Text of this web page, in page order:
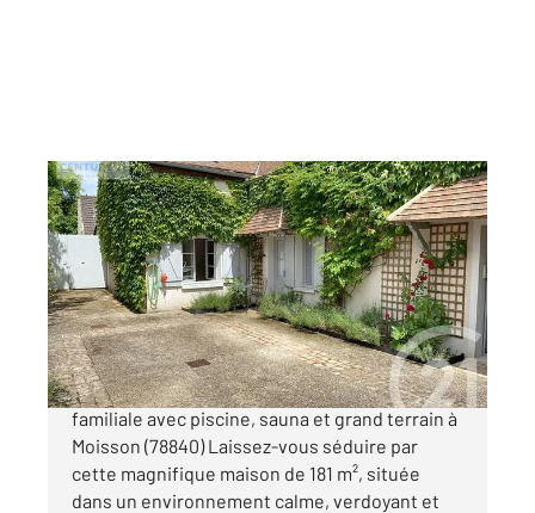
MOISSON 78
180,51 m2, 7 pièces
Ref : 5304
Maison à vendre
519 000 €
Proche Giverny et d'un golf, belle maison
familiale avec piscine, sauna et grand terrain à
Moisson (78840) Laissez-vous séduire par
cette magnifique maison de 181 m², située
dans un environnement calme, verdoyant et